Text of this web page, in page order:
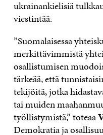
ukrainankielisiä
viestintää.
”Suomalaisessa
merkittävimmistä
osallistumisen
tärkeää, että
tekijöitä, jotka
tai muiden
työllistymistä,” toteaa
Demokratia ja